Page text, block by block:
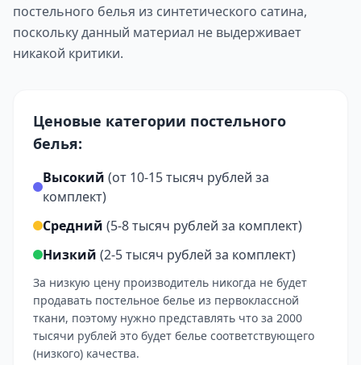
постельного белья из синтетического сатина,
поскольку данный материал не выдерживает
никакой критики.
Ценовые категории постельного
белья:
Высокий (от 10-15 тысяч рублей за
комплект)
Средний (5-8 тысяч рублей за комплект)
Низкий (2-5 тысяч рублей за комплект)
За низкую цену производитель никогда не будет
продавать постельное белье из первоклассной
ткани, поэтому нужно представлять что за 2000
тысячи рублей это будет белье соответствующего
(низкого) качества.